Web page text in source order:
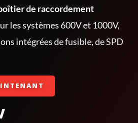
de raccordement
les systèmes 600V et 1000V,
intégrées de fusible, de SPD